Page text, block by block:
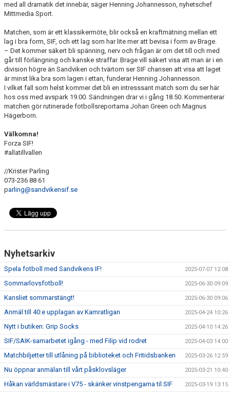
med all dramatik det innebär, säger Henning Johannesson, nyhetschef
Mittmedia Sport.
Matchen, som är ett klassikermöte, blir också en kraftmätning mellan ett
lag i bra form, SIF, och ett lag som har lite mer att bevisa i form av Brage.
– Det kommer säkert bli spänning, nerv och frågan är om det till och med
går till förlängning och kanske straffar. Brage vill säkert visa att man är i en
division högre än Sandviken och tvärtom ser SIF chansen att visa att laget
är minst lika bra som lagen i ettan, funderar Henning Johannesson.
I vilket fall som helst kommer det bli en intresssant match som du ser här
hos oss med avspark 19.00. Sändningen drar vi i gång 18.50. Kommenterar
matchen gör rutinerade fotbollsreportarna Johan Green och Magnus
Hägerborn.
Välkomna!
Forza SIF!
#allatillvallen
//Krister Parling
073-236 88 61
parling@sandvikensif.se
Nyhetsarkiv
Spela fotboll med Sandvikens IF! 2025-07-07 12:08
Sommarlovsfotboll! 2025-06-30 09:09
Kansliet sommarstängt! 2025-06-30 09:06
Anmäl till 40:e upplagan av Kamratligan 2025-04-24 10:26
Nytt i butiken: Grip Socks 2025-04-10 14:26
SIF/SAIK-samarbetet igång - med Filip vid rodret 2025-04-03 14:00
Matchbiljetter till utlåning på biblioteket och Fritidsbanken 2025-03-26 12:59
Nu öppnar anmälan till vårt påsklovsläger 2025-03-21 10:40
Håkan världsmästare i V75 - skänker vinstpengarna til SIF 2025-03-19 13:15